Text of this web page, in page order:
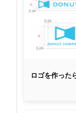
ロゴを作った